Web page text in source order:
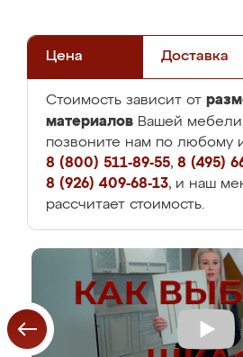
Цена Доставка
Стоимость зависит от
материалов Вашей
позвоните нам по любому
8 (800) 511-89-55, 8 (495)
8 (926) 409-68-13, и наш
рассчитает стоимость.